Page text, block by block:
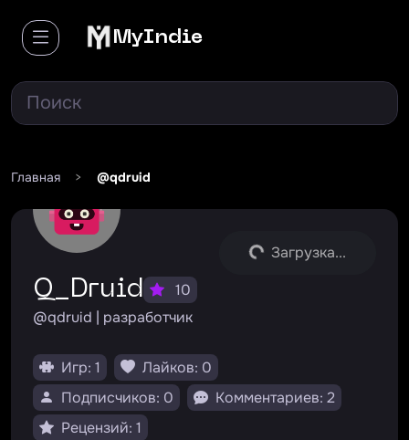
MyIndie
Главная > @qdruid
Загрузка...
Q_Druid
10
@qdruid | разработчик
Игр: 1
Лайков: 0
Подписчиков: 0
Комментариев: 2
Рецензий: 1